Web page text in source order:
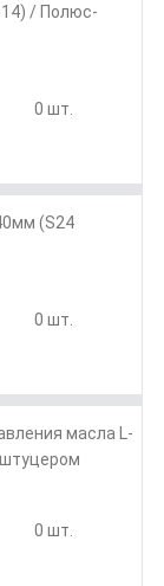
/ Полюс-
0 шт.
(S24
0 шт.
масла L-
0 шт.